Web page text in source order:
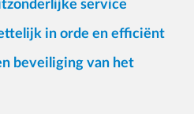
service
in orde en efficiënt
beveiliging van het